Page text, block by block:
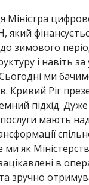
Міністра
який
зимового
і навіть
ми
Кривий Ріг
підхід.
послуги мають
ми як
в
зручно